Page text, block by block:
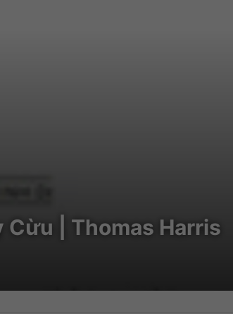
Cừu | Thomas Harris